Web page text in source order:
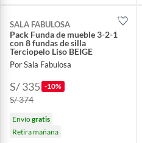
SALA FABULOSA
Pack Funda de mueble 3-2-1
con 8 fundas de silla
Terciopelo Liso BEIGE
Por Sala Fabulosa
S/ 335 -10%
S/ 374
Envíogratis
Retira mañana